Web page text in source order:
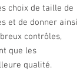
choix de taille de
et de donner ainsi
contrôles,
que les
qualité.